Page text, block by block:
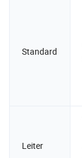
Standard
Leiter